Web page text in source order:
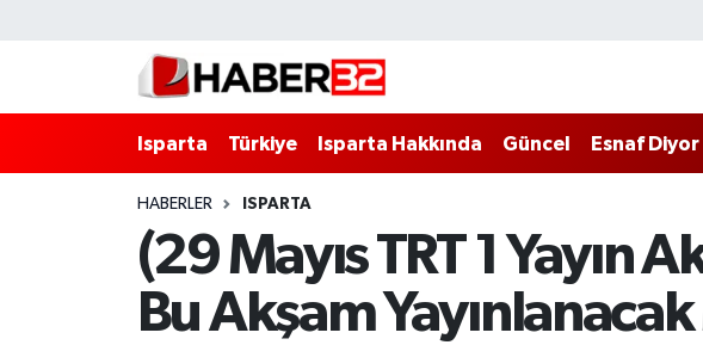
Isparta Türkiye Isparta Hakkında Güncel Esnaf Diyor
HABERLER ISPARTA
(29 Mayıs TRT 1 Yayın
Bu Akşam Yayınlanacak
Isparta Hakkında
Esnaf Diyor ki;
BİLİM VE TEKNOLOJİ
Isparta Nöbetçi Eczaneler
Isparta Hava Durumu
Isparta Trafik Yoğunluk Haritası
Süper Lig Puan Durumu ve Fikstür
Tüm Manşetler